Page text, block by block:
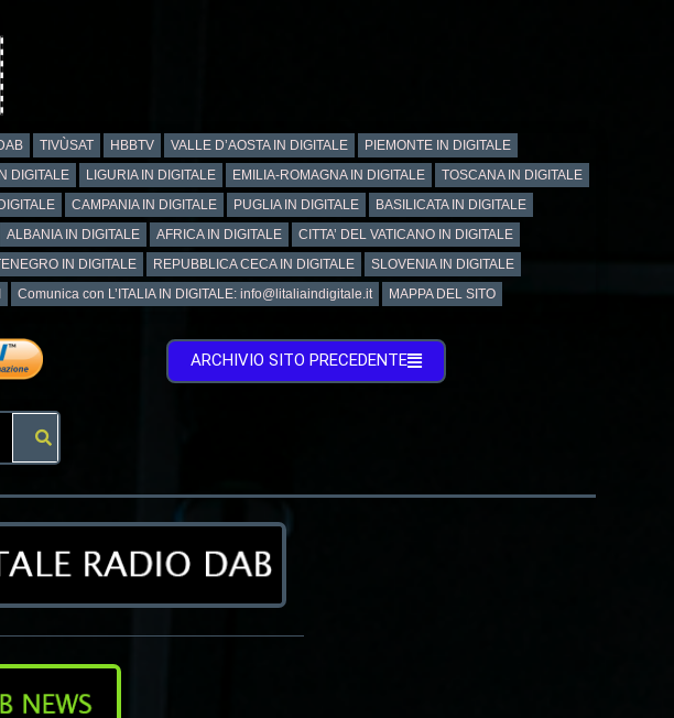
TIVÙSAT HBBTV VALLE D’AOSTA IN DIGITALE
PIEMONTE IN DIGITALE
DIGITALE LIGURIA IN DIGITALE EMILIA-ROMAGNA IN DIGITALE
TOSCANA IN DIGITALE
CAMPANIA IN DIGITALE PUGLIA IN DIGITALE
BASILICATA IN DIGITALE
ALBANIA IN DIGITALE AFRICA IN DIGITALE
CITTA’ DEL VATICANO IN DIGITALE
IN DIGITALE REPUBBLICA CECA IN DIGITALE
SLOVENIA IN DIGITALE
Comunica con L’ITALIA IN DIGITALE: info@litaliaindigitale.it MAPPA DEL SITO
ARCHIVIO SITO PRECEDENTE